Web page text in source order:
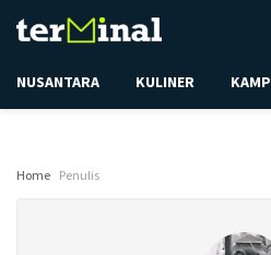
NUSANTARA KULINER
Home Penulis